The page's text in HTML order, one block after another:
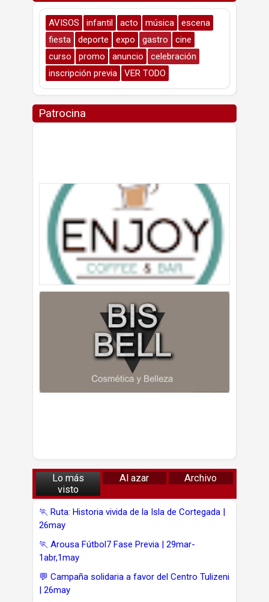
AVISOS infantil acto música
escena
fiesta
deporte expo gastro
cine
curso
promo anuncio
celebración
inscripción previa
VER TODO
Patrocina
Lo más
visto
Al azar Archivo
🏃 Ruta: Historia vivida de la Isla de Cortegada |
26may
🏃 Arousa Fútbol7 Fase Previa | 29mar-
1abr,1may
💬 Campaña solidaria a favor del Centro Tulizeni
| 26may